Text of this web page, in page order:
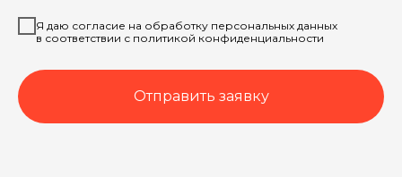
Я даю согласие на обработку персональных данных
в соответствии с политикой конфиденциальности
Отправить заявку